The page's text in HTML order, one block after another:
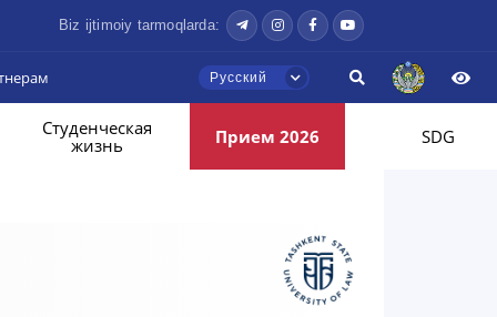
Biz ijtimoiy tarmoqlarda:
Русский
Студенческая
жизнь
Прием 2026 SDG